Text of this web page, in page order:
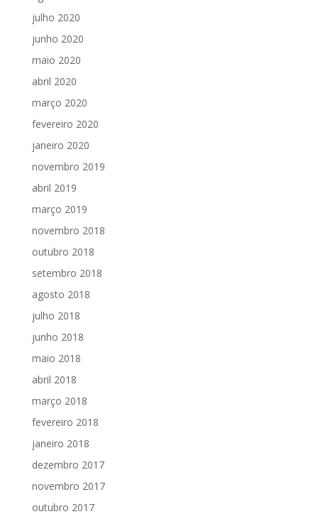
julho 2020
junho 2020
maio 2020
abril 2020
março 2020
fevereiro 2020
janeiro 2020
novembro 2019
abril 2019
março 2019
novembro 2018
outubro 2018
setembro 2018
agosto 2018
julho 2018
junho 2018
maio 2018
abril 2018
março 2018
fevereiro 2018
janeiro 2018
dezembro 2017
novembro 2017
outubro 2017